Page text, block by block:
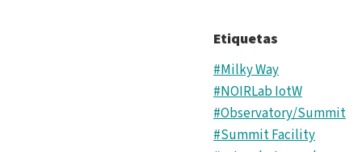
Etiquetas
#Milky Way
#NOIRLab IotW
#Observatory/Summit
#Summit Facility